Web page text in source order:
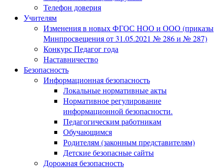
Телефон доверия
Учителям
Изменения в новых ФГОС НОО и ООО (приказы
Минпросвещения от 31.05.2021 № 286 и № 287)
Конкурс Педагог года
Наставничество
Безопасность
Информационная безопасность
Локальные нормативные акты
Нормативное регулирование
информационной безопасности.
Педагогическим работникам
Обучающимся
Родителям (законным представителям)
Детские безопасные сайты
Дорожная безопасность